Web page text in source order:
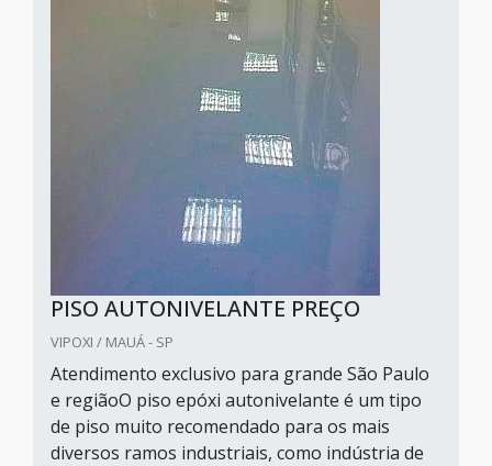
PISO AUTONIVELANTE PREÇO
VIPOXI / MAUÁ - SP
Atendimento exclusivo para grande São Paulo
e regiãoO piso epóxi autonivelante é um tipo
de piso muito recomendado para os mais
diversos ramos industriais, como indústria de